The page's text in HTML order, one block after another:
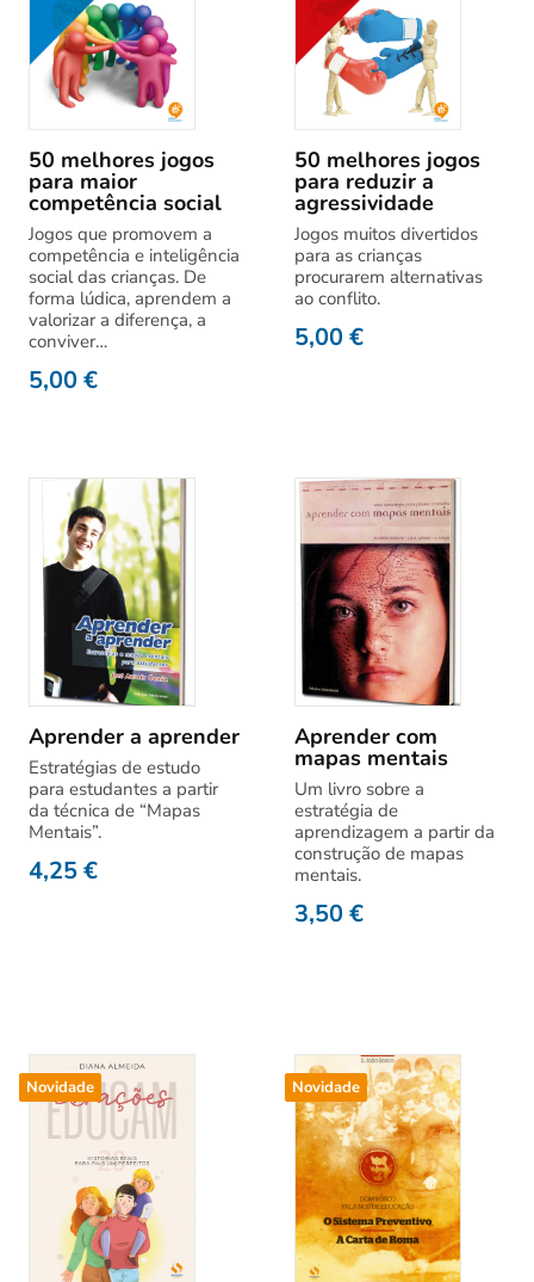
50 melhores jogos
para maior
competência social
Jogos que promovem a
competência e inteligência
social das crianças. De
forma lúdica, aprendem a
valorizar a diferença, a
conviver…
5,00€
50 melhores jogos
para reduzir a
agressividade
Jogos muitos divertidos
para as crianças
procurarem alternativas
ao conflito.
5,00€
Aprender a aprender
Estratégias de estudo
para estudantes a partir
da técnica de “Mapas
Mentais”.
4,25€
Aprender com
mapas mentais
Um livro sobre a
estratégia de
aprendizagem a partir da
construção de mapas
mentais.
3,50€
Novidade Novidade